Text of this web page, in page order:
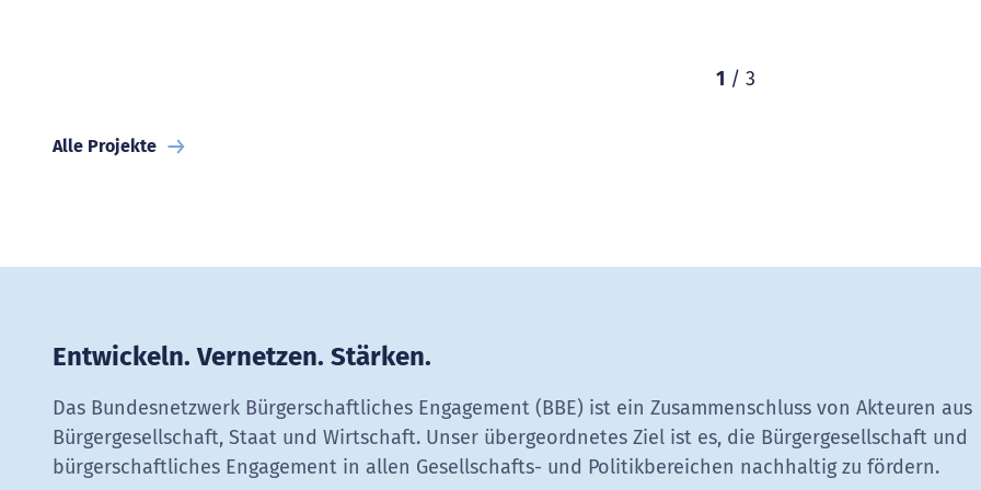
1 / 3
Alle Projekte
Entwickeln. Vernetzen. Stärken.
Das Bundesnetzwerk Bürgerschaftliches Engagement (BBE) ist ein Zusammenschluss von Akteuren aus
Bürgergesellschaft, Staat und Wirtschaft. Unser übergeordnetes Ziel ist es, die Bürgergesellschaft und
bürgerschaftliches Engagement in allen Gesellschafts- und Politikbereichen nachhaltig zu fördern.